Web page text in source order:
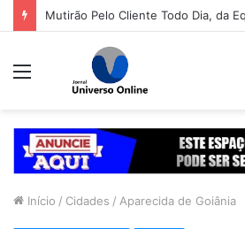
Menu
Início / Cidades / Aparecida de Goiânia